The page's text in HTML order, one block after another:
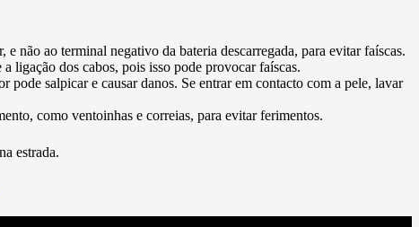
não ao terminal negativo da bateria descarregada, para evitar faíscas.
ligação dos cabos, pois isso pode provocar faíscas.
salpicar e causar danos. Se entrar em contacto com a pele, lavar
como ventoinhas e correias, para evitar ferimentos.
estrada.